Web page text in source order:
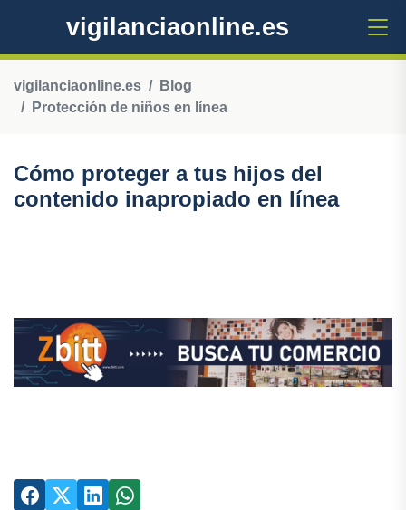
vigilanciaonline.es
vigilanciaonline.es
Blog
Protección de niños en línea
Cómo proteger a tus hijos del
contenido inapropiado en línea